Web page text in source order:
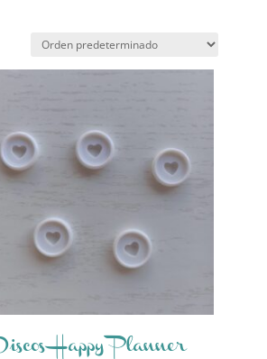
Discos Happy Planner